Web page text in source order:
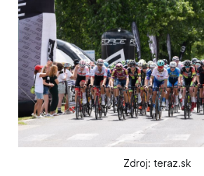
Zdroj: teraz.sk